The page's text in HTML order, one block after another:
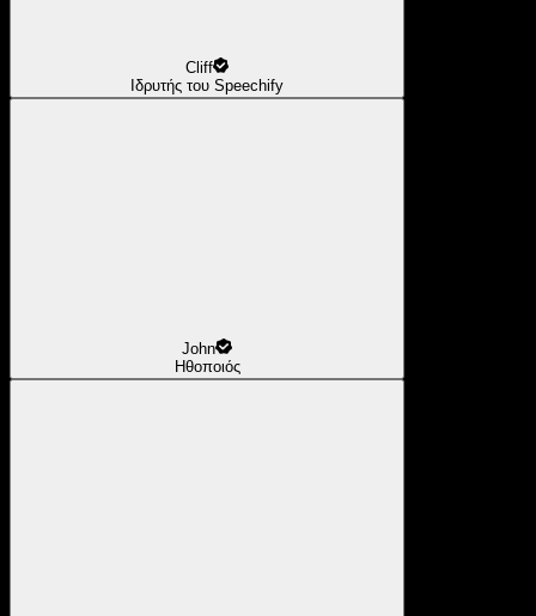
Cliff
Ιδρυτής του Speechify
John
Ηθοποιός